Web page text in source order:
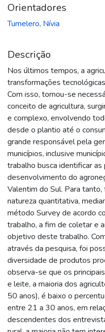
Orientadores
Tumelero, Nívia
Descrição
Nos últimos tempos, a
transformações
Com isso, tornou-se
conceito de agricultura,
e complexo, envolvendo
desde o plantio até o
grande responsável pela
municípios, inclusive
trabalho busca identificar
desenvolvimento do
Valentim do Sul. Para
natureza quantitativa,
método Survey de acordo
trabalho, a fim de coletar e
objetivo deste trabalho.
através da pesquisa, foi
diversidade de produtos
observa-se que os
e leite, a maioria dos
50 anos), é baixo o
entre 21 a 30 anos, em
descendentes dos